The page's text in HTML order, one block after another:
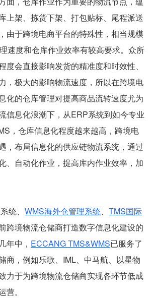
上架、拣货下架、打包贴标、尾程派送
由于跨境电商平台的特殊性，相当规模
速度和仓库作业效率有较高要求。众所
度会直接影响发货的精准度和时效性、
，极大的影响物流速度，所以在跨境电
化的仓库管理对提高商品流转速度尤为
信息化浪潮下，从ERP系统到如今专业
，仓库信息化程度越来越高，跨境电
，布局信息化的供应链物流系统，通过
、自动化作业，提高库内作业效率，加
统、 WMS海外仓管理系统、 TMS国际
跨境物流仓储商打造数字信息化建设的
年中， ECCANG TMS&WMS已服务了
商，例如乐歌、IML、中马航、以星物
力于为跨境物流仓储商实现各环节低成
。